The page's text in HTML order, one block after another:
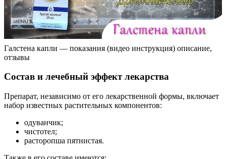
Галстена капли — показания (видео инструкция) описание,
отзывы
Состав и лечебный эффект лекарства
Препарат, независимо от его лекарственной формы, включает
набор известных растительных компонентов:
одуванчик;
чистотел;
расторопша пятнистая.